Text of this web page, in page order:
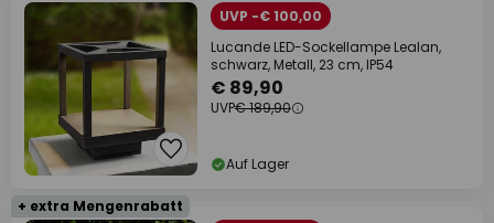
UVP -€ 100,00
Lucande LED-Sockellampe Lealan,
schwarz, Metall, 23 cm, IP54
€ 89,90
UVP€ 189,90
Auf Lager
+ extra Mengenrabatt